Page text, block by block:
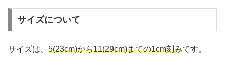
サイズについて
サイズは、 5(23cm)から11(29cm)までの1cm刻みです。